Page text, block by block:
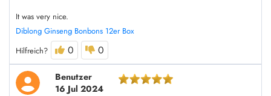
It was very nice.
Diblong Ginseng Bonbons 12er Box
Hilfreich?
0 0
Benutzer
16 Jul 2024